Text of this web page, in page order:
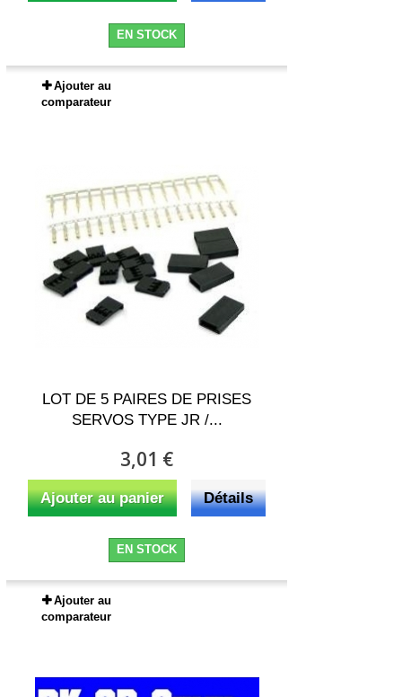
EN STOCK
Ajouter au
comparateur
LOT DE 5 PAIRES DE PRISES
SERVOS TYPE JR /...
3,01 €
Ajouter au panier Détails
EN STOCK
Ajouter au
comparateur